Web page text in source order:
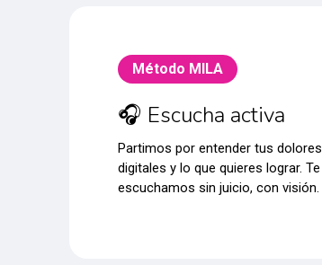
Método MILA
🎧 Escucha activa
Partimos por entender tus dolores
digitales y lo que quieres lograr. Te
escuchamos sin juicio, con visión.